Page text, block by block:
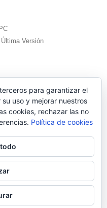
Versión
✅️ Última Versión
para la aplicación WhatsApp.
relación alguna con ella.
||Aviso legal y quiénes somos
para garantizar el
uso y mejorar nuestros
cookies, rechazar las no
Política de cookies